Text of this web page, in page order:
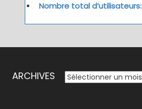
Nombre total d’utilisateurs:
ARCHIVES ARCHIVES